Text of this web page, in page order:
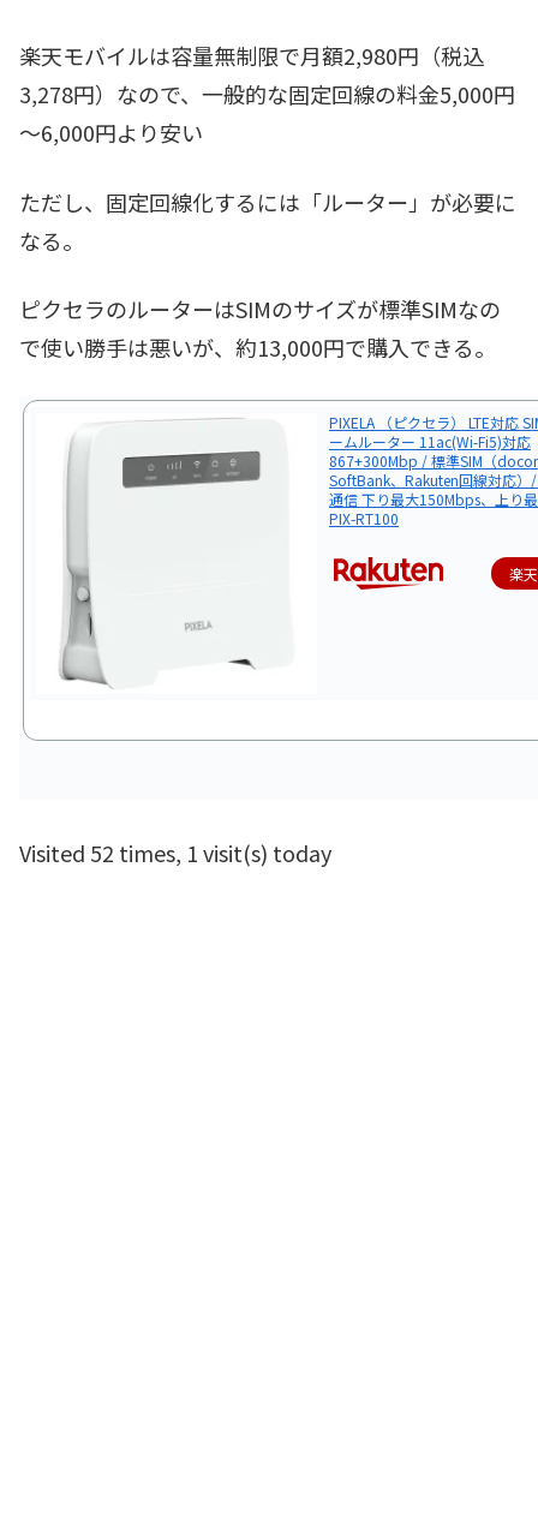
楽天モバイルは容量無制限で月額2,980円（税込
3,278円）なので、一般的な固定回線の料金5,000円
～6,000円より安い
ただし、固定回線化するには「ルーター」が必要に
なる。
ピクセラのルーターはSIMのサイズが標準SIMなの
で使い勝手は悪いが、約13,000円で購入できる。
PIXELA （ピクセラ） LTE対応
ームルーター 11ac(Wi-Fi5)対応
867+300Mbp / 標準SIM（
SoftBank、Rakuten回線対応）
通信 下り最大150Mbps、上り
PIX-RT100
楽
Visited 52 times, 1 visit(s) today